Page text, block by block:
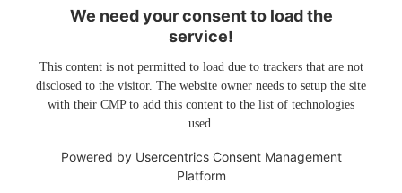
We need your consent to load the
service!
This content is not permitted to load due to trackers that are not
disclosed to the visitor. The website owner needs to setup the site
with their CMP to add this content to the list of technologies
used.
Powered by Usercentrics Consent Management
Platform